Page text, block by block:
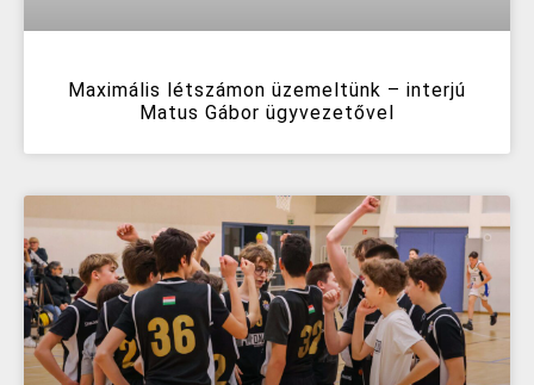
Maximális létszámon üzemeltünk – interjú
Matus Gábor ügyvezetővel